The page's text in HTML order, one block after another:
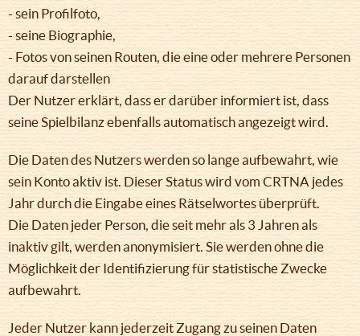
- sein Profilfoto,
- seine Biographie,
- Fotos von seinen Routen, die eine oder mehrere Personen
darauf darstellen
Der Nutzer erklärt, dass er darüber informiert ist, dass
seine Spielbilanz ebenfalls automatisch angezeigt wird.
Die Daten des Nutzers werden so lange aufbewahrt, wie
sein Konto aktiv ist. Dieser Status wird vom CRTNA jedes
Jahr durch die Eingabe eines Rätselwortes überprüft.
Die Daten jeder Person, die seit mehr als 3 Jahren als
inaktiv gilt, werden anonymisiert. Sie werden ohne die
Möglichkeit der Identifizierung für statistische Zwecke
aufbewahrt.
Jeder Nutzer kann jederzeit Zugang zu seinen Daten